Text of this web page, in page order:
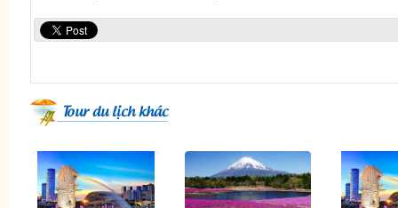
Tour du lịch khác